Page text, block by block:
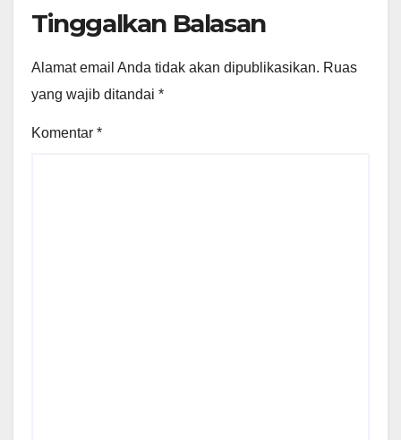
Tinggalkan Balasan
Alamat email Anda tidak akan dipublikasikan. Ruas
yang wajib ditandai *
Komentar *